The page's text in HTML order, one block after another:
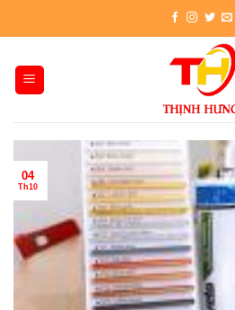
04
Th10